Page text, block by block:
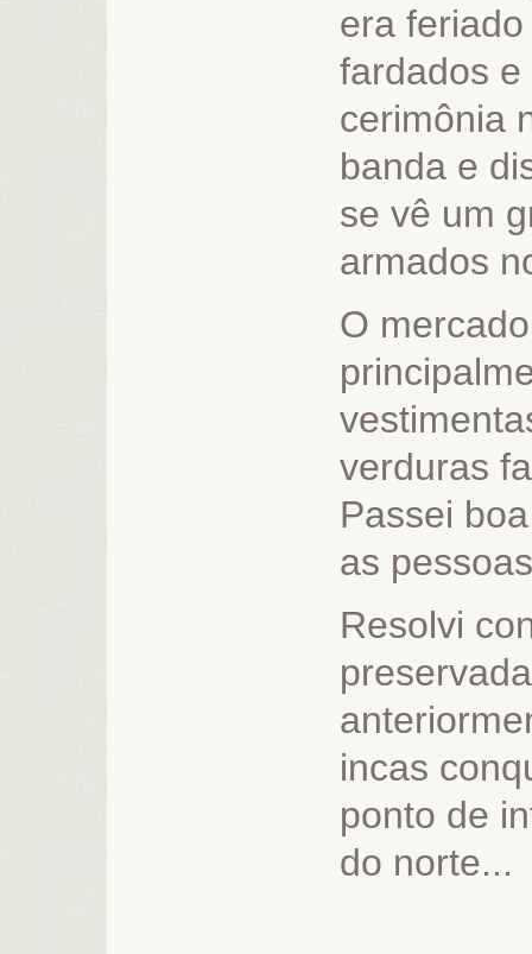
era
fardados e
cerimônia
banda e
se vê um
armados
O
verduras
Passei
as
Resolvi
incas
ponto de
do norte...